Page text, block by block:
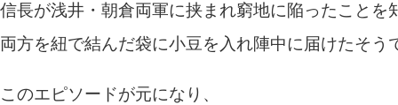
信長が浅井・朝倉両軍に挟まれ窮地に陥ったことを
両方を紐で結んだ袋に小豆を入れ陣中に届けたそう
このエピソードが元になり、